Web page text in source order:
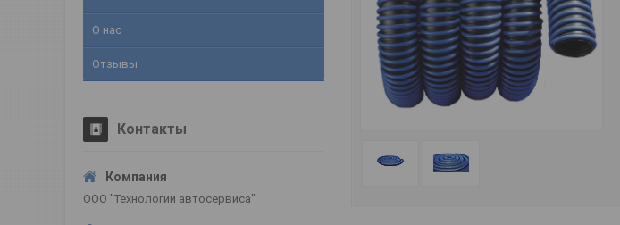
О нас
Отзывы
Контакты
ООО "Технологии автосервиса"